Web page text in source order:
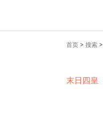
首页 > 搜索 >
末日四皇